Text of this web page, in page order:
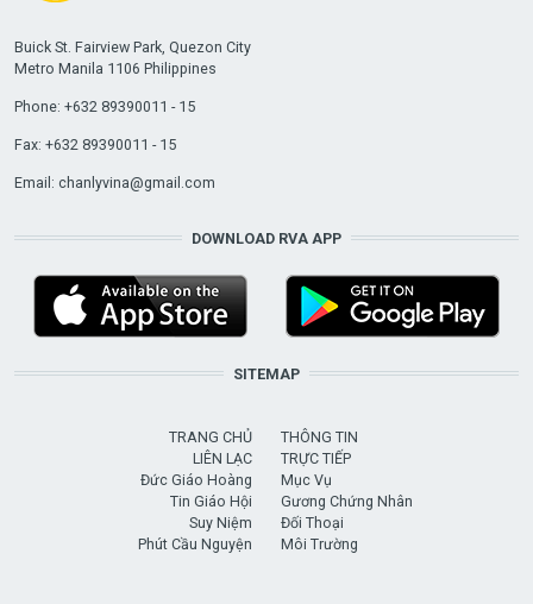
Buick St. Fairview Park, Quezon City
Metro Manila 1106 Philippines
Phone: +632 89390011 - 15
Fax: +632 89390011 - 15
Email: chanlyvina@gmail.com
DOWNLOAD RVA APP
SITEMAP
TRANG CHỦ
LIÊN LẠC
Đức Giáo Hoàng
Tin Giáo Hội
Suy Niệm
Phút Cầu Nguyện
THÔNG TIN
TRỰC TIẾP
Mục Vụ
Gương Chứng Nhân
Đối Thoại
Môi Trường